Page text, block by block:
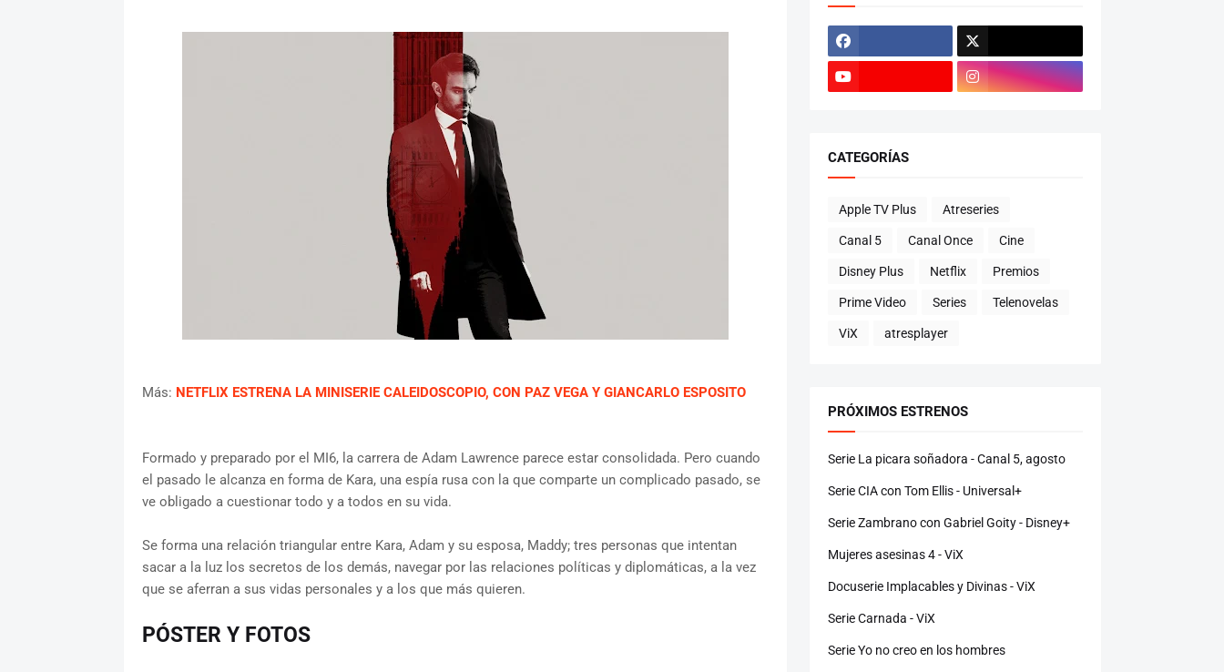
Más: NETFLIX ESTRENA LA MINISERIE CALEIDOSCOPIO, CON PAZ VEGA Y GIANCARLO ESPOSITO
Formado y preparado por el MI6, la carrera de Adam Lawrence parece estar consolidada. Pero cuando
el pasado le alcanza en forma de Kara, una espía rusa con la que comparte un complicado pasado, se
ve obligado a cuestionar todo y a todos en su vida.
Se forma una relación triangular entre Kara, Adam y su esposa, Maddy; tres personas que intentan
sacar a la luz los secretos de los demás, navegar por las relaciones políticas y diplomáticas, a la vez
que se aferran a sus vidas personales y a los que más quieren.
PÓSTER Y FOTOS
CATEGORÍAS
Apple TV Plus Atreseries
Canal 5 Canal Once Cine
Disney Plus Netflix Premios
Prime Video Series Telenovelas
ViX atresplayer
PRÓXIMOS ESTRENOS
Serie La picara soñadora - Canal 5, agosto
Serie CIA con Tom Ellis - Universal+
Serie Zambrano con Gabriel Goity - Disney+
Mujeres asesinas 4 - ViX
Docuserie Implacables y Divinas - ViX
Serie Carnada - ViX
Serie Yo no creo en los hombres